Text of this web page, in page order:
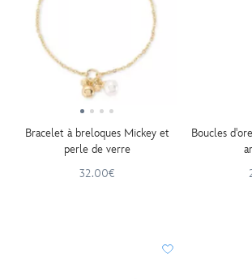
Bracelet à breloques Mickey et
perle de verre
32.00€
Boucles